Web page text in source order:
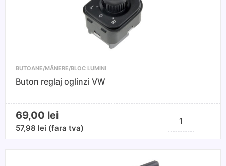
BUTOANE/MÂNERE/BLOC LUMINI
Buton reglaj oglinzi VW
69,00 lei
57,98 lei (fara tva)
Cantitate
Buton